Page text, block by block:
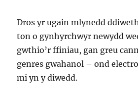
Dros yr ugain mlynedd
ton o gynhyrchwyr newydd
gwthio’r ffiniau, gan greu
genres gwahanol – ond
mi yn y diwedd.